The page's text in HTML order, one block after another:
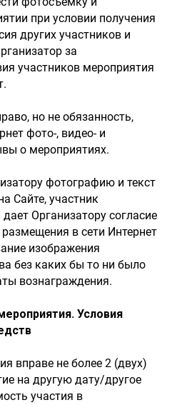
при условии получения
других участников и
за
участников мероприятия
но не обязанность,
фото-, видео- и
о мероприятиях.
фотографию и текст
Сайте, участник
Организатору согласие
в сети Интернет
изображения
без каких бы то ни было
вознаграждения.
Условия
вправе не более 2 (двух)
на другую дату/другое
участия в